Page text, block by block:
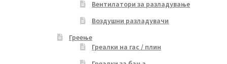
Вентилатори за разладување
Воздушни разладувачи
Греење
Греалки на гас / плин